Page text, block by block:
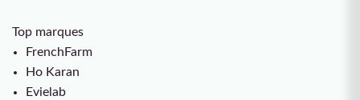
Top marques
FrenchFarm
Ho Karan
Evielab